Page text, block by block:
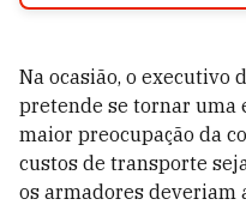
Na ocasião, o executivo
pretende se tornar uma
maior preocupação da
custos de transporte
os armadores deveriam